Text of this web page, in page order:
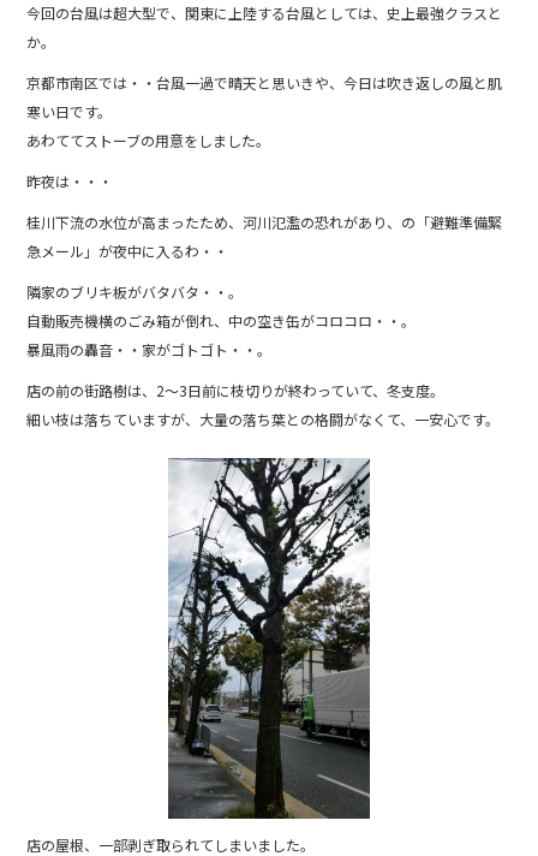
c
e
b
o
o
k
e
今回の台風は超大型で、関東に上陸する台風としては、史上最強クラスと
か。
京都市南区では・・台風一過で晴天と思いきや、今日は吹き返しの風と肌
寒い日です。
あわててストーブの用意をしました。
昨夜は・・・
桂川下流の水位が高まったため、河川氾濫の恐れがあり、の「避難準備緊
急メール」が夜中に入るわ・・
隣家のブリキ板がバタバタ・・。
自動販売機横のごみ箱が倒れ、中の空き缶がコロコロ・・。
暴風雨の轟音・・家がゴトゴト・・。
店の前の街路樹は、2～3日前に枝切りが終わっていて、冬支度。
細い枝は落ちていますが、大量の落ち葉との格闘がなくて、一安心です。
店の屋根、一部剥ぎ取られてしまいました。